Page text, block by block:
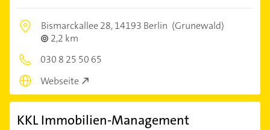
Bismarckallee 28,14193 Berlin (Grunewald)
2,2 km
030 8 25 50 65
Webseite
KKL Immobilien-Management